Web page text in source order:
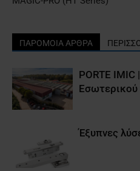
ΠΑΡΟΜΟΙΑ ΑΡΘΡΑ
PORTE IMIC
Έξυπνες